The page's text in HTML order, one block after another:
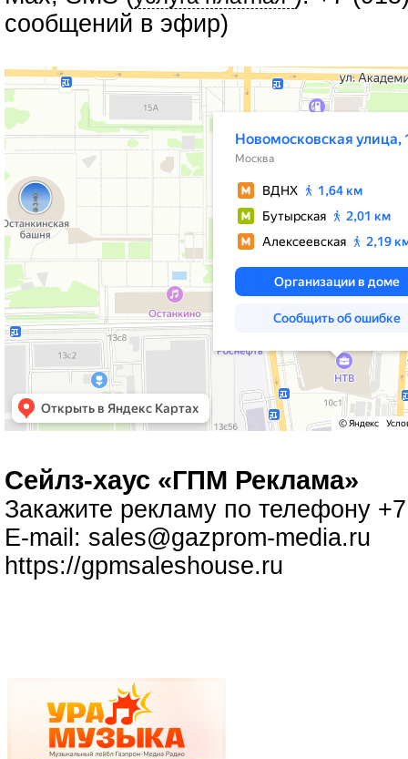
сообщений в эфир)
Cейлз-хаус «ГПМ Реклама»
Закажите рекламу по телефону
E-mail: sales@gazprom-media.ru
https://gpmsaleshouse.ru